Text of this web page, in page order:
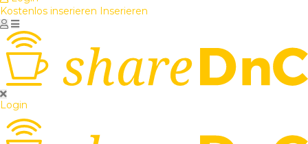
Kostenlos inserieren Inserieren
Login